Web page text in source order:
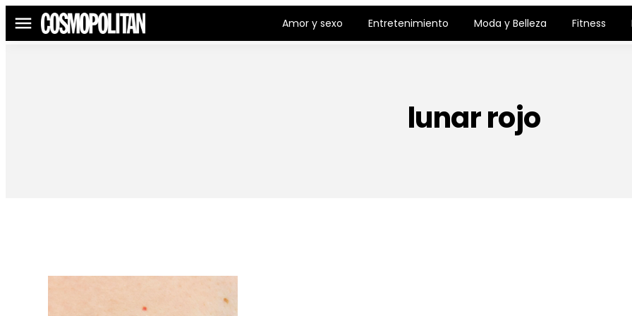
Menú Amor y sexo Entretenimiento Moda y Belleza Fitness
lunar rojo